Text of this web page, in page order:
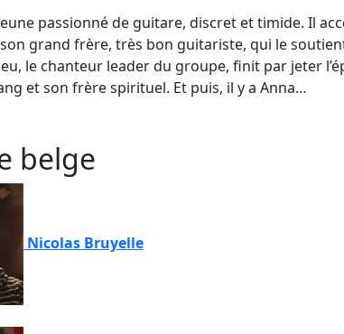
passionné de guitare, discret et timide. Il
grand frère, très bon guitariste, qui le
le chanteur leader du groupe, finit par jeter
et son frère spirituel. Et puis, il y a Anna…
belge
Nicolas Bruyelle